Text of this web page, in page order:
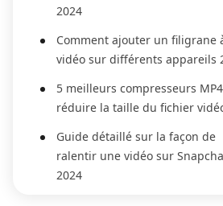
2024
Comment ajouter un filigrane
vidéo sur différents appareils
5 meilleurs compresseurs
réduire la taille du fichier
Guide détaillé sur la façon de
ralentir une vidéo sur
2024